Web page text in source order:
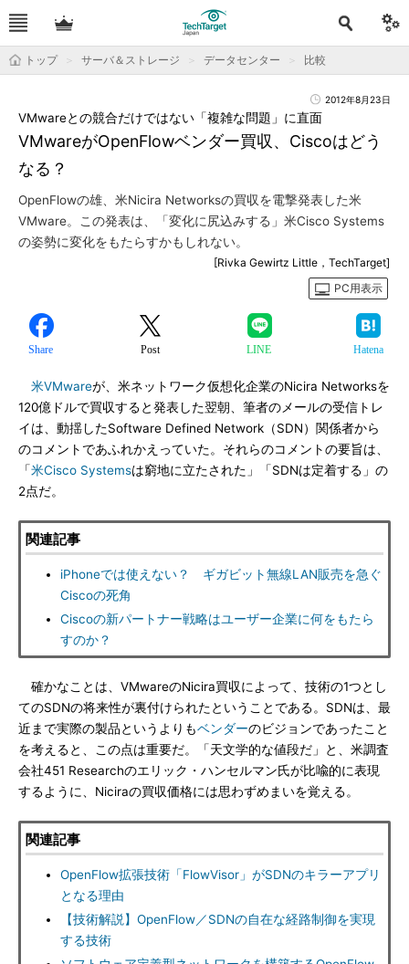
トップ サーバ＆ストレージ データセンター 比較
2012年8月23日
VMwareがOpenFlowベンダー買収、Ciscoはどう
なる？
VMwareとの競合だけではない「複雑な問題」に直面
OpenFlowの雄、米Nicira Networksの買収を電撃発表した米
VMware。この発表は、「変化に尻込みする」米Cisco Systems
の姿勢に変化をもたらすかもしれない。
[Rivka Gewirtz Little，TechTarget]
PC用表示
Share Post LINE Hatena
米VMwareが、米ネットワーク仮想化企業のNicira Networksを
120億ドルで買収すると発表した翌朝、筆者のメールの受信トレ
イは、動揺したSoftware Defined Network（SDN）関係者から
のコメントであふれかえっていた。それらのコメントの要旨は、
「米Cisco Systemsは窮地に立たされた」「SDNは定着する」の
2点だ。
関連記事
iPhoneでは使えない？ ギガビット無線LAN販売を急ぐ
Ciscoの死角
Ciscoの新パートナー戦略はユーザー企業に何をもたら
すのか？
確かなことは、VMwareのNicira買収によって、技術の1つとし
てのSDNの将来性が裏付けられたということである。SDNは、最
近まで実際の製品というよりもベンダーのビジョンであったこと
を考えると、この点は重要だ。「天文学的な値段だ」と、米調査
会社451 Researchのエリック・ハンセルマン氏が比喩的に表現
するように、Niciraの買収価格には思わずめまいを覚える。
関連記事
OpenFlow拡張技術「FlowVisor」がSDNのキラーアプリ
となる理由
【技術解説】OpenFlow／SDNの自在な経路制御を実現
する技術